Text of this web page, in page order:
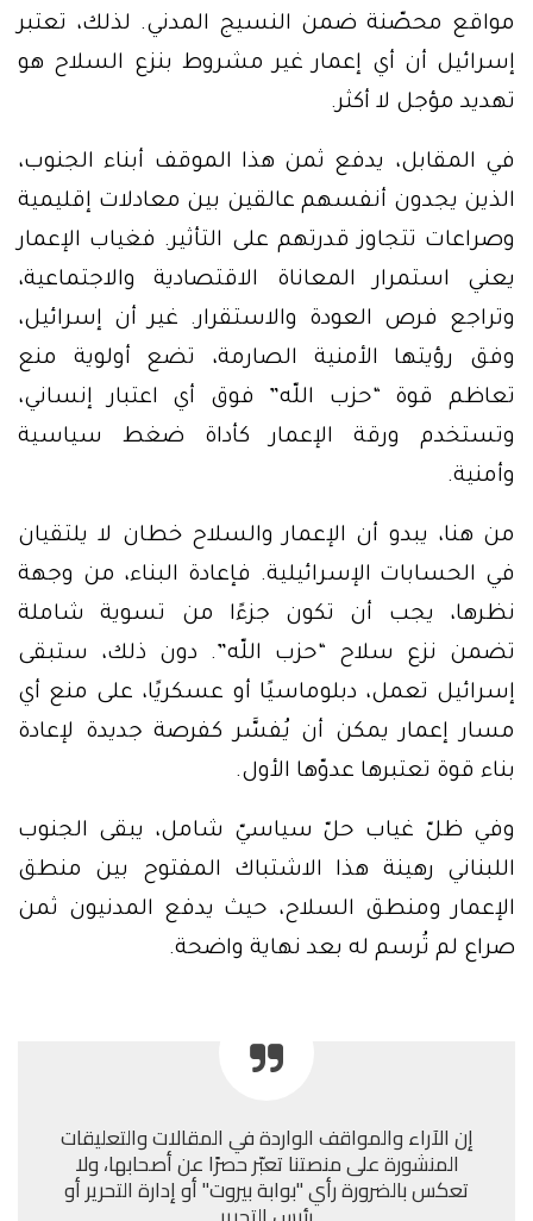
مواقع محصّنة ضمن النسيج المدني. لذلك، تعتبر
إسرائيل أن أي إعمار غير مشروط بنزع السلاح هو
تهديد مؤجل لا أكثر.
في المقابل، يدفع ثمن هذا الموقف أبناء الجنوب،
الذين يجدون أنفسهم عالقين بين معادلات إقليمية
وصراعات تتجاوز قدرتهم على التأثير. فغياب الإعمار
يعني استمرار المعاناة الاقتصادية والاجتماعية،
وتراجع فرص العودة والاستقرار. غير أن إسرائيل،
وفق رؤيتها الأمنية الصارمة، تضع أولوية منع
تعاظم قوة “حزب اللّه” فوق أي اعتبار إنساني،
وتستخدم ورقة الإعمار كأداة ضغط سياسية
وأمنية.
من هنا، يبدو أن الإعمار والسلاح خطان لا يلتقيان
في الحسابات الإسرائيلية. فإعادة البناء، من وجهة
نظرها، يجب أن تكون جزءًا من تسوية شاملة
تضمن نزع سلاح “حزب اللّه”. دون ذلك، ستبقى
إسرائيل تعمل، دبلوماسيًا أو عسكريًا، على منع أي
مسار إعمار يمكن أن يُفسَّر كفرصة جديدة لإعادة
بناء قوة تعتبرها عدوّها الأول.
وفي ظلّ غياب حلّ سياسيّ شامل، يبقى الجنوب
اللبناني رهينة هذا الاشتباك المفتوح بين منطق
الإعمار ومنطق السلاح، حيث يدفع المدنيون ثمن
صراع لم تُرسم له بعد نهاية واضحة.
إن الآراء والمواقف الواردة في المقالات والتعليقات
المنشورة على منصتنا تعبّر حصرًا عن أصحابها، ولا
تعكس بالضرورة رأي "بوابة بيروت" أو إدارة التحرير أو